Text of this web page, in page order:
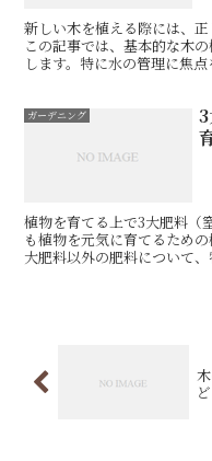
新しい木を植える際には、正
この記事では、基本的な木
します。特に水の管理に焦
ガーデニング
植物を育てる上で3大肥料（
も植物を元気に育てるため
大肥料以外の肥料について